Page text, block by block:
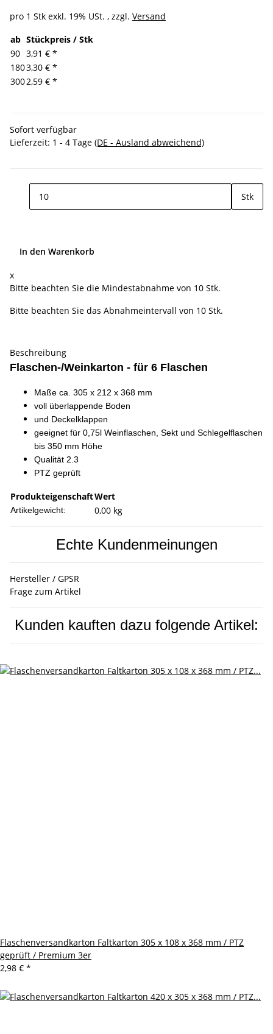
pro 1 Stk exkl. 19% USt. , zzgl. Versand
ab Stückpreis / Stk
90 3,91 € *
1803,30 € *
3002,59 € *
Sofort verfügbar
Lieferzeit: 1 - 4 Tage (DE - Ausland abweichend)
Stk
In den Warenkorb
x
Bitte beachten Sie die Mindestabnahme von 10 Stk.
Bitte beachten Sie das Abnahmeintervall von 10 Stk.
Beschreibung
Flaschen-/Weinkarton - für 6 Flaschen
Maße ca. 305 x 212 x 368 mm
voll überlappende Boden
und Deckelklappen
geeignet für 0,75l Weinflaschen, Sekt und Schlegelflaschen
bis 350 mm Höhe
Qualität 2.3
PTZ geprüft
ProdukteigenschaftWert
Artikelgewicht: 0,00 kg
Echte Kundenmeinungen
Hersteller / GPSR
Frage zum Artikel
Kunden kauften dazu folgende Artikel:
Flaschenversandkarton Faltkarton 305 x 108 x 368 mm / PTZ
geprüft / Premium 3er
2,98 € *